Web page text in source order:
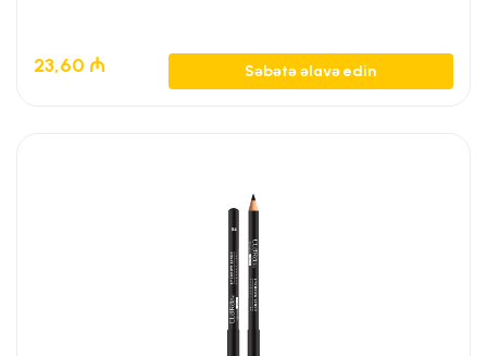
23,60 ₼ Səbətə əlavə edin